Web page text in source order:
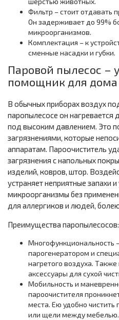
Фильтр – стоит отдавать
Он задерживает до 99%
микроорганизмов.
Комплектация – к
сменные насадки и губки.
Паровой пылесос –
помощник для дома
В обычных приборах воздух
паропылесосе он нагревается
под высоким давлением. Это
загрязнениями, которые
аппаратам. Пароочиститель
загрязнения с напольных
изделий, ковров, штор.
устраняет неприятные запахи
микроорганизмы без
для аллергиков и людей,
Преимущества паропылесосов:
Многофункциональность
парогенератором и
нагретого воздуха.
аксессуары для сухой
Мобильность и
пароочистителя
места. Ею удобно чистить
или щели между мебелью.